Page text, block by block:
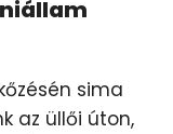
sima
az üllői úton,